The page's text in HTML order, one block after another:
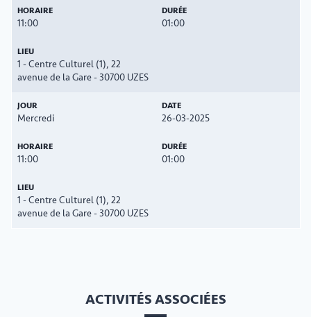
11:00 01:00
1 - Centre Culturel (1), 22
avenue de la Gare - 30700 UZES
Mercredi 26-03-2025
11:00 01:00
1 - Centre Culturel (1), 22
avenue de la Gare - 30700 UZES
ACTIVITÉS ASSOCIÉES